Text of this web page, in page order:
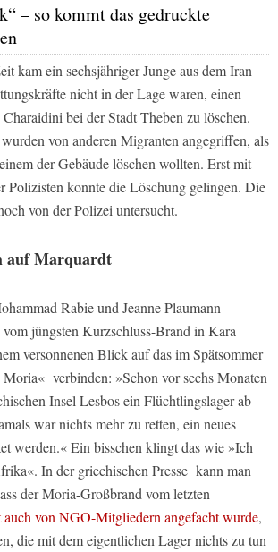
– so kommt das gedruckte
kam ein sechsjähriger Junge aus dem Iran
nicht in der Lage waren, einen
bei der Stadt Theben zu löschen.
von anderen Migranten angegriffen, als
der Gebäude löschen wollten. Erst mit
Polizisten konnte die Löschung gelingen. Die
von der Polizei untersucht.
auf Marquardt
Rabie und Jeanne Plaumann
jüngsten Kurzschluss-Brand in Kara
versonnenen Blick auf das im Spätsommer
Moria« verbinden: »Schon vor sechs Monaten
Insel Lesbos ein Flüchtlingslager ab –
war nichts mehr zu retten, ein neues
werden.« Ein bisschen klingt das wie »Ich
In der griechischen Presse kann man
der Moria-Großbrand vom letzten
von NGO-Mitgliedern angefacht wurde,
die mit dem eigentlichen Lager nichts zu tun